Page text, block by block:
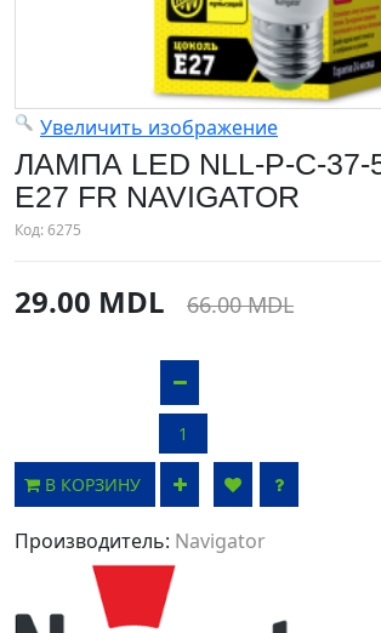
Увеличить изображение
ЛАМПА LED NLL-P-C-37-
E27 FR NAVIGATOR
Код:6275
29.00 MDL 66.00 MDL
В КОРЗИНУ
Производитель: Navigator